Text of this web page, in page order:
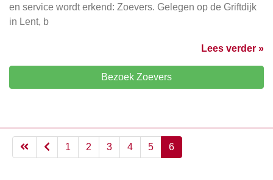
en service wordt erkend: Zoevers. Gelegen op de Griftdijk
in Lent, b
Lees verder »
Bezoek Zoevers
1 2 3 4 5 6